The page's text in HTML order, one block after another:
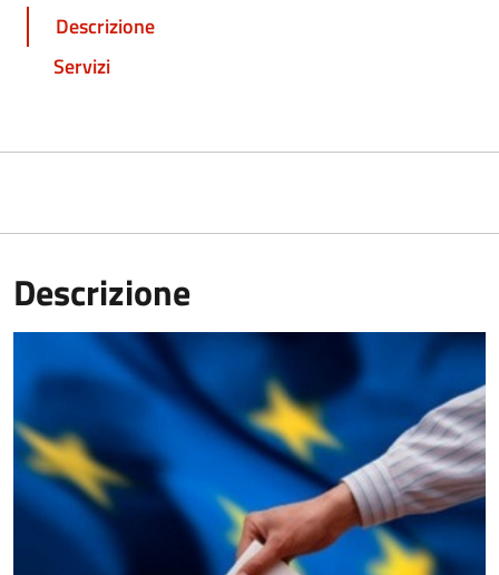
Descrizione
Servizi
Descrizione